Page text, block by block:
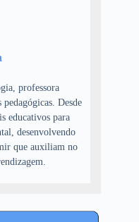
professora
Desde
educativos para
desenvolvendo
que auxiliam no